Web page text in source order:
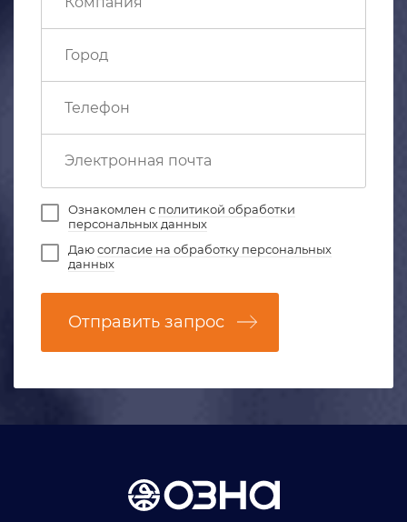
Ознакомлен с политикой обработки
персональных данных
Даюсогласие на обработку персональных
данных
Отправить запрос